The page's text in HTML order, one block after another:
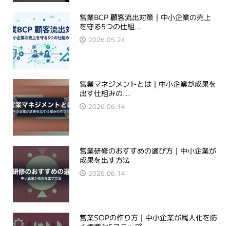
営業BCP 顧客流出対策｜中小企業の売上
を守る5つの仕組...
2026.05.24
営業マネジメントとは｜中小企業が成果を
出す仕組みの...
2026.06.14
営業研修のおすすめの選び方｜中小企業が
成果を出す方法
2026.06.14
営業SOPの作り方｜中小企業が属人化を防